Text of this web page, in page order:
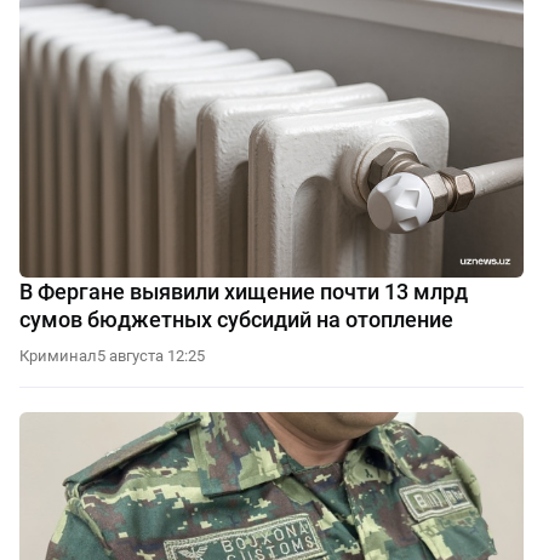
В Фергане выявили хищение почти 13 млрд
сумов бюджетных субсидий на отопление
Криминал5 августа 12:25